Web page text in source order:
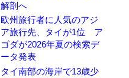
解剖へ
欧州旅行者に人気のアジ
ア旅行先、タイが1位 ア
ゴダが2026年夏の検索デ
ータ発表
タイ南部の海岸で13歳少